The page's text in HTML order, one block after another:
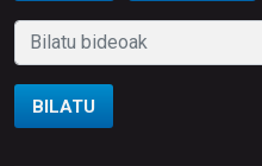
BILATU